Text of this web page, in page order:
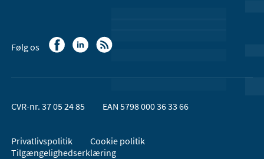
Følg os
CVR-nr. 37 05 24 85 EAN 5798 000 36 33 66
Privatlivspolitik
Cookie politik
Tilgængelighedserklæring